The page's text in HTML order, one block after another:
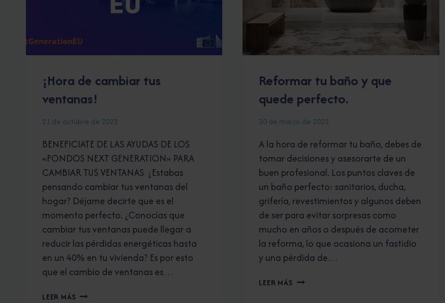
¡Hora de cambiar tus
ventanas!
21 de octubre de 2022
BENEFICIATE DE LAS AYUDAS DE LOS
«FONDOS NEXT GENERATION» PARA
CAMBIAR TUS VENTANAS ¿Estabas
pensando cambiar tus ventanas del
hogar? Déjame decirte que es el
momento perfecto. ¿Conocías que
cambiar tus ventanas puede llegar a
reducir las pérdidas energéticas hasta
en un 40% en tu vivienda? Es por esto
que el cambio de ventanas es…
LEER MÁS ¡HORA
Reformar tu baño y que
quede perfecto.
30 de marzo de 2022
A la hora de reformar tu baño, debes de
tomar decisiones y asesorarte de un
buen profesional. Los puntos claves de
un baño perfecto: sanitarios, ducha,
grifería, revestimientos y algunos deben
de ser para evitar sorpresas como
mucho en años o después de acometer
la reforma, lo que ocasiona un fastidio
y una pérdida de…
LEER MÁS REFORMAR